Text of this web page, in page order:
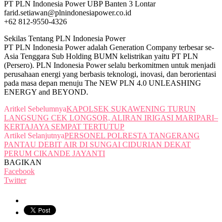
PT PLN Indonesia Power UBP Banten 3 Lontar
farid.setiawan@plnindonesiapower.co.id
+62 812-9550-4326
Sekilas Tentang PLN Indonesia Power
PT PLN Indonesia Power adalah Generation Company terbesar se-
Asia Tenggara Sub Holding BUMN kelistrikan yaitu PT PLN
(Persero). PLN Indonesia Power selalu berkomitmen untuk menjadi
perusahaan energi yang berbasis teknologi, inovasi, dan berorientasi
pada masa depan menuju The NEW PLN 4.0 UNLEASHING
ENERGY and BEYOND.
Aritkel SebelumnyaKAPOLSEK SUKAWENING TURUN
LANGSUNG CEK LONGSOR, ALIRAN IRIGASI MARIPARI–
KERTAJAYA SEMPAT TERTUTUP
Artikel SelanjutnyaPERSONEL POLRESTA TANGERANG
PANTAU DEBIT AIR DI SUNGAI CIDURIAN DEKAT
PERUM CIKANDE JAYANTI
BAGIKAN
Facebook
Twitter